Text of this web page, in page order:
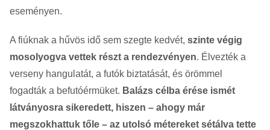
eseményen.
A fiúknak a hűvös idő sem szegte kedvét, szinte végig
mosolyogva vettek részt a rendezvényen. Élvezték a
verseny hangulatát, a futók biztatását, és örömmel
fogadták a befutóérmüket. Balázs célba érése ismét
látványosra sikeredett, hiszen – ahogy már
megszokhattuk tőle – az utolsó métereket sétálva tette